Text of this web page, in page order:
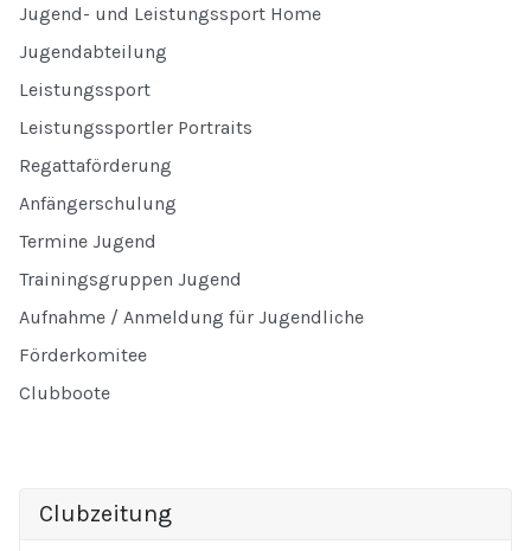
Jugend- und Leistungssport Home
Jugendabteilung
Leistungssport
Leistungssportler Portraits
Regattaförderung
Anfängerschulung
Termine Jugend
Trainingsgruppen Jugend
Aufnahme / Anmeldung für Jugendliche
Förderkomitee
Clubboote
Clubzeitung